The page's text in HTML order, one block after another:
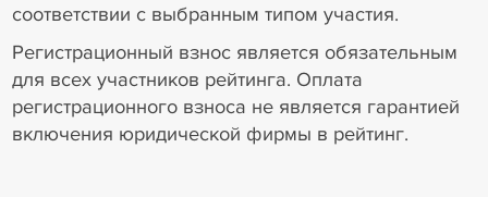
соответствии с выбранным типом участия.
Регистрационный взнос является обязательным
для всех участников рейтинга. Оплата
регистрационного взноса не является гарантией
включения юридической фирмы в рейтинг.